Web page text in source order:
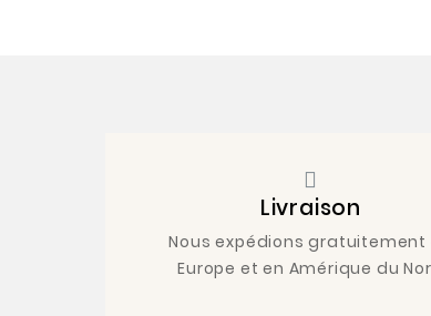
Livraison
Nous expédions gratuitement
Europe et en Amérique du